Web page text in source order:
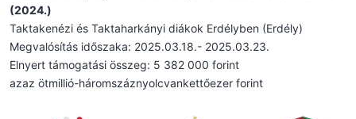
(2024.)
Taktakenézi és Taktaharkányi diákok Erdélyben (Erdély)
Megvalósítás időszaka: 2025.03.18.- 2025.03.23.
Elnyert támogatási összeg: 5 382 000 forint
azaz ötmillió-háromszáznyolcvankettőezer forint